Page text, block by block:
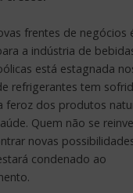
frentes de negócios
a indústria de
está estagnada
refrigerantes tem
feroz dos produtos
Quem não se
novas
condenado ao